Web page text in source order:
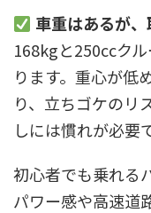
車重はあるが
168kgと250ccク
ります。重心が低
り、立ちゴケのリ
しには慣れが必要
初心者でも乗れる
パワー感や高速道